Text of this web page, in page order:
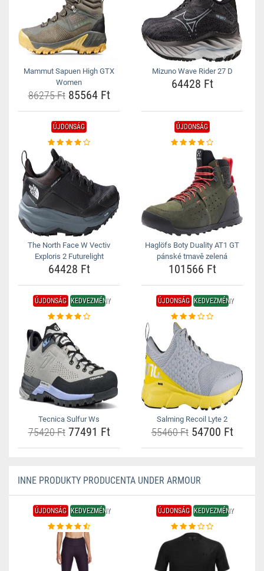
Mammut Sapuen High GTX
Women
86275 Ft85564 Ft
Mizuno Wave Rider 27 D
64428 Ft
ÚJDONSÁG
The North Face W Vectiv
Exploris 2 Futurelight
64428 Ft
ÚJDONSÁG
Haglöfs Boty Duality AT1 GT
pánské tmavě zelená
101566 Ft
ÚJDONSÁG KEDVEZMÉNY
Tecnica Sulfur Ws
75420 Ft77491 Ft
ÚJDONSÁG KEDVEZMÉNY
Salming Recoil Lyte 2
55460 Ft54700 Ft
INNE PRODUKTY PRODUCENTA UNDER ARMOUR
ÚJDONSÁG KEDVEZMÉNY ÚJDONSÁG KEDVEZMÉNY